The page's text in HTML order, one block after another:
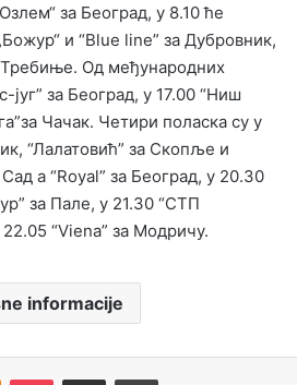
за Београд, у 8.10 ће
и “Blue line” за Дубровник,
Требиње. Од међународних
југ” за Београд, у 17.00 “Ниш
Чачак. Четири поласка су у
“Лалатовић” за Скопље и
а “Royal” за Београд, у 20.30
за Пале, у 21.30 “СТП
“Viena” за Модричу.
informacije